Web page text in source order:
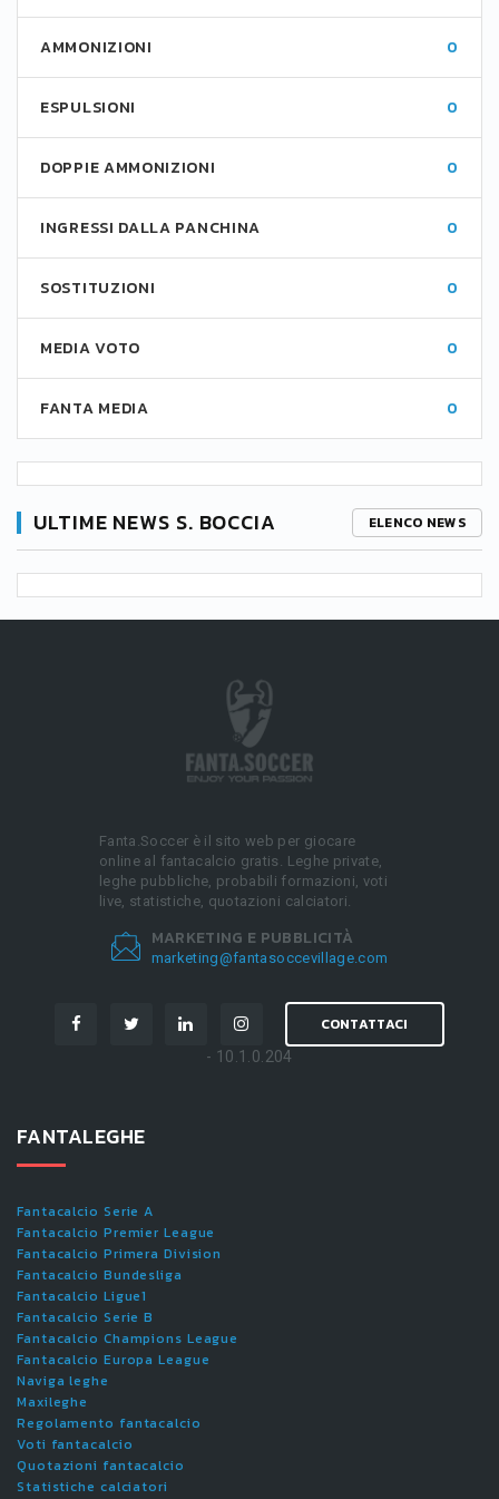
AMMONIZIONI 0
ESPULSIONI 0
DOPPIE AMMONIZIONI 0
INGRESSI DALLA PANCHINA 0
SOSTITUZIONI 0
MEDIA VOTO 0
FANTA MEDIA 0
ULTIME NEWS S. BOCCIA ELENCO NEWS
Fanta.Soccer è il sito web per giocare
online al fantacalcio gratis. Leghe private,
leghe pubbliche, probabili formazioni, voti
live, statistiche, quotazioni calciatori.
MARKETING E PUBBLICITÀ
marketing@fantasoccevillage.com
CONTATTACI
- 10.1.0.204
FANTALEGHE
Fantacalcio Serie A
Fantacalcio Premier League
Fantacalcio Primera Division
Fantacalcio Bundesliga
Fantacalcio Ligue1
Fantacalcio Serie B
Fantacalcio Champions League
Fantacalcio Europa League
Naviga leghe
Maxileghe
Regolamento fantacalcio
Voti fantacalcio
Quotazioni fantacalcio
Statistiche calciatori